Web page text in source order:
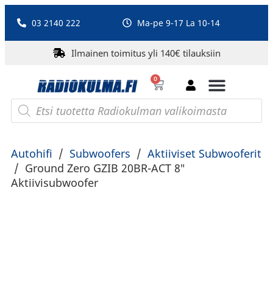
03 2140 222 Ma-pe 9-17 La 10-14
Ilmainen toimitus yli 140€ tilauksiin
0
Autohifi / Subwoofers / Aktiiviset Subwooferit
/ Ground Zero GZIB 20BR-ACT 8″
Aktiivisubwoofer